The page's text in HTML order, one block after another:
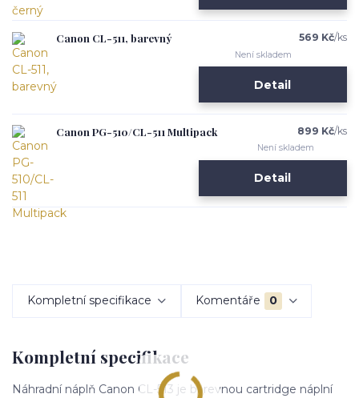
Canon CL-511, barevný 569 Kč/ks
Není skladem
Detail
Canon PG-510/CL-511 Multipack 899 Kč/ks
Není skladem
Detail
Kompletní specifikace Komentáře 0
Kompletní specifikace
Náhradní náplň Canon CL-513 je barevnou cartridge náplní